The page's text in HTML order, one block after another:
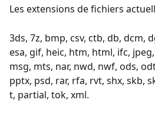
Les extensions de fichiers
3ds, 7z, bmp, csv, ctb, db, dcm,
esa, gif, heic, htm, html, ifc,
msg, mts, nar, nwd, nwf, ods,
pptx, psd, rar, rfa, rvt, shx, skb,
t, partial, tok, xml.